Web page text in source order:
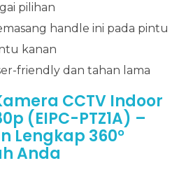
pilihan
handle ini pada pintu
kanan
friendly dan tahan lama
CCTV Indoor
(EIPC-PTZ1A) –
Lengkap 360°
Anda